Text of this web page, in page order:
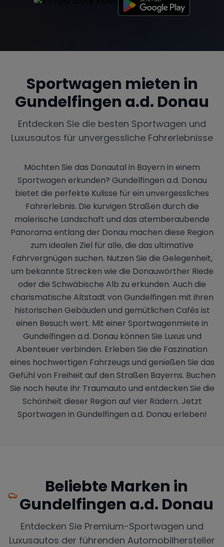
Sportwagen mieten in
Gundelfingen a.d. Donau
Entdecken Sie die besten Sportwagen und
Luxusautos für unvergessliche Fahrerlebnisse
Möchten Sie das Donautal in Bayern in einem
Sportwagen erkunden? Gundelfingen a.d. Donau
bietet die perfekte Kulisse für ein unvergessliches
Fahrerlebnis. Die kurvigen Straßen durch die
malerische Landschaft und das atemberaubende
Panorama entlang der Donau machen diese Region
zum idealen Ziel für alle, die das ultimative
Fahrvergnügen suchen. Nutzen Sie die Gelegenheit,
um bekannte Strecken wie die Donauwörther Riede
oder die Schwäbische Alb zu erkunden. Auch die
charismatische Altstadt von Gundelfingen mit ihren
historischen Gebäuden und gemütlichen Cafés ist
einen Besuch wert. Mit einer Sportwagenmiete in
Gundelfingen a.d. Donau können Sie Luxus und
Abenteuer verbinden. Erleben Sie die Faszination
eines hochwertigen Fahrzeugs und genießen Sie das
Gefühl von Freiheit auf den Straßen Bayerns. Buchen
Sie noch heute Ihr Traumauto und entdecken Sie die
Schönheit dieser Region auf vier Rädern. Jetzt
Sportwagen in Gundelfingen a.d. Donau erleben!
Beliebte Marken in
Gundelfingen a.d. Donau
Entdecken Sie Premium-Sportwagen und
Luxusautos der führenden Automobilhersteller